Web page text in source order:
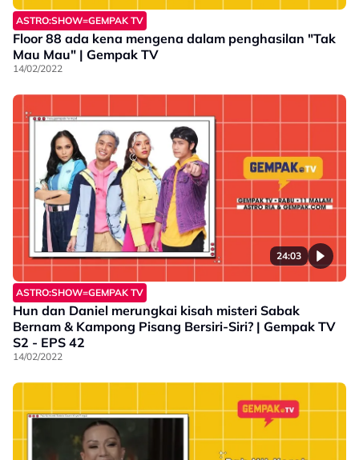
ASTRO:SHOW=GEMPAK TV
Floor 88 ada kena mengena dalam penghasilan "Tak
Mau Mau" | Gempak TV
14/02/2022
24:03
ASTRO:SHOW=GEMPAK TV
Hun dan Daniel merungkai kisah misteri Sabak
Bernam & Kampong Pisang Bersiri-Siri? | Gempak TV
S2 - EPS 42
14/02/2022